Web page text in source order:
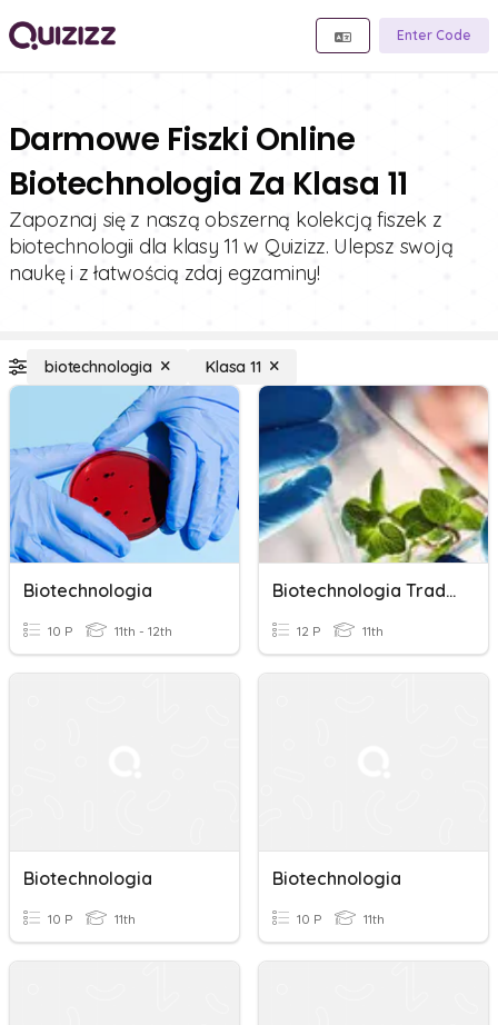
Enter Code
Darmowe Fiszki Online
Biotechnologia Za Klasa 11
Zapoznaj się z naszą obszerną kolekcją fiszek z
biotechnologii dla klasy 11 w Quizizz. Ulepsz swoją
naukę i z łatwością zdaj egzaminy!
biotechnologia Klasa 11
Biotechnologia
10 P 11th - 12th
Biotechnologia Tradycyjna
12 P 11th
Biotechnologia
10 P 11th
Biotechnologia
10 P 11th